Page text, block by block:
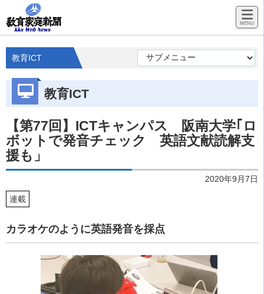
教育ICT
教育ICT
【第77回】ICTキャンパス 阪南大学｢ロ
ボットで発音チェック 英語文献読解支
援も」
2020年9月7日
連載
カラオケのように英語発音を採点